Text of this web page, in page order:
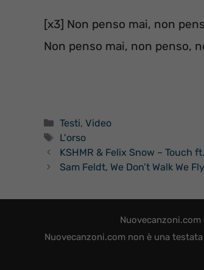
[x3] Non penso mai, non
Non penso mai, non penso,
Categorie
Testi, Video
Tag
L'orso
KSHMR & Felix Snow – Touch
Sam Feldt, We Don’t Walk We
Nuovecanzoni.com
Nuovecanzoni.com non è una